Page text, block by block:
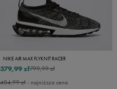
NIKE AIR MAX FLYKNIT RACER
799,99 zł
379,99 zł
404,99 zł- najniższa cena